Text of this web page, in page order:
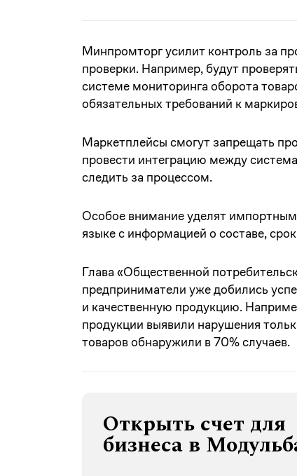
Минпромторг усилит контроль за
проверки. Например, будут
системе мониторинга оборота
обязательных требований к
Маркетплейсы смогут запрещать
провести интеграцию между
следить за процессом.
Особое внимание уделят
языке с информацией о составе,
Глава «Общественной
предприниматели уже добились
и качественную продукцию.
продукции выявили нарушения
товаров обнаружили в 70% случаев.
Открыть счет для
бизнеса в